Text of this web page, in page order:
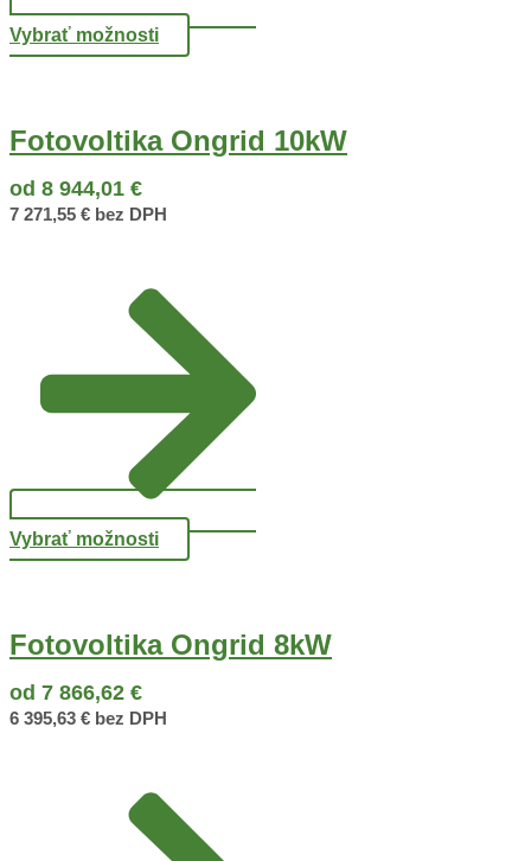
Vybrať možnosti
Fotovoltika Ongrid 10kW
od 8 944,01 €
7 271,55 € bez DPH
Vybrať možnosti
Fotovoltika Ongrid 8kW
od 7 866,62 €
6 395,63 € bez DPH